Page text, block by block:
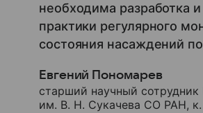
необходима разработка
практики регулярного
состояния насаждений
Евгений Пономарев
старший научный сотрудник
им. В. Н. Сукачева СО РАН, к.